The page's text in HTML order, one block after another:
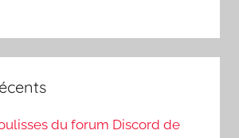
du forum Discord de